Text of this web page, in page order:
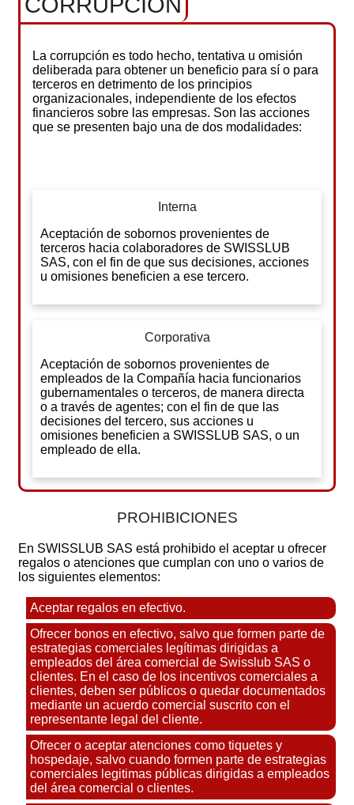
La corrupción es todo hecho, tentativa u omisión
deliberada para obtener un beneficio para sí o para
terceros en detrimento de los principios
organizacionales, independiente de los efectos
financieros sobre las empresas. Son las acciones
que se presenten bajo una de dos modalidades:
Interna
Aceptación de sobornos provenientes de
terceros hacia colaboradores de SWISSLUB
SAS, con el fin de que sus decisiones, acciones
u omisiones beneficien a ese tercero.
Corporativa
Aceptación de sobornos provenientes de
empleados de la Compañía hacia funcionarios
gubernamentales o terceros, de manera directa
o a través de agentes; con el fin de que las
decisiones del tercero, sus acciones u
omisiones beneficien a SWISSLUB SAS, o un
empleado de ella.
PROHIBICIONES
En SWISSLUB SAS está prohibido el aceptar u ofrecer
regalos o atenciones que cumplan con uno o varios de
los siguientes elementos:
Aceptar regalos en efectivo.
Ofrecer bonos en efectivo, salvo que formen parte de
estrategias comerciales legítimas dirigidas a
empleados del área comercial de Swisslub SAS o
clientes. En el caso de los incentivos comerciales a
clientes, deben ser públicos o quedar documentados
mediante un acuerdo comercial suscrito con el
representante legal del cliente.
Ofrecer o aceptar atenciones como tiquetes y
hospedaje, salvo cuando formen parte de estrategias
comerciales legitimas públicas dirigidas a empleados
del área comercial o clientes.